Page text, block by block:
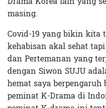
masing.
Covid-19 yang bikin
kehabisan akal sehat
dan Pertemanan yang
dengan Siwon SUJU
hemat saya
peminat K-Drama di